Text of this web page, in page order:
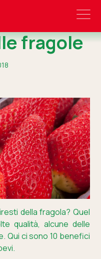
fragole
della fragola? Quel
qualità, alcune delle
Qui ci sono 10 benefici